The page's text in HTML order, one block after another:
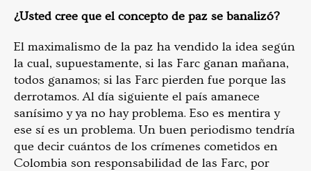
¿Usted cree que el concepto de paz se banalizó?
El maximalismo de la paz ha vendido la idea según
la cual, supuestamente, si las Farc ganan mañana,
todos ganamos; si las Farc pierden fue porque las
derrotamos. Al día siguiente el país amanece
sanísimo y ya no hay problema. Eso es mentira y
ese sí es un problema. Un buen periodismo tendría
que decir cuántos de los crímenes cometidos en
Colombia son responsabilidad de las Farc, por